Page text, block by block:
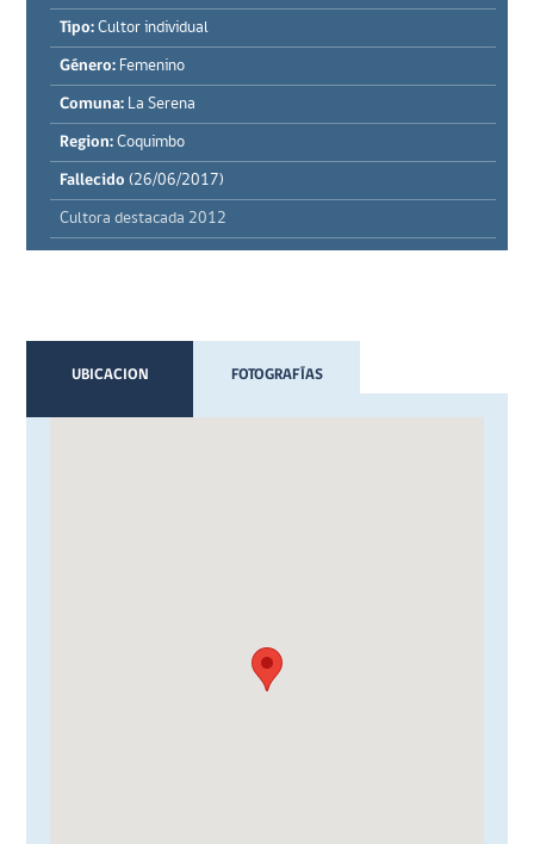
Tipo: Cultor individual
Género: Femenino
Comuna: La Serena
Region: Coquimbo
Fallecido (26/06/2017)
Cultora destacada 2012
UBICACION FOTOGRAFÍAS